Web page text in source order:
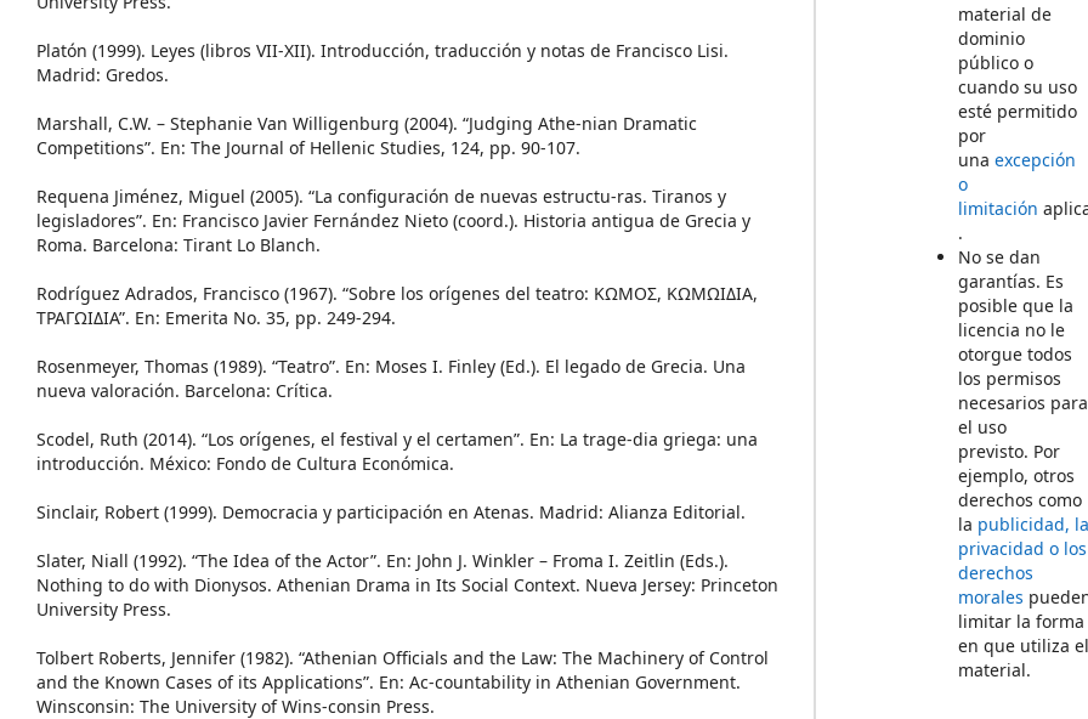
Platón (1999). Leyes (libros VII-XII). Introducción, traducción y notas de Francisco Lisi.
Madrid: Gredos.
Marshall, C.W. – Stephanie Van Willigenburg (2004). “Judging Athe-nian Dramatic
Competitions”. En: The Journal of Hellenic Studies, 124, pp. 90-107.
Requena Jiménez, Miguel (2005). “La configuración de nuevas estructu-ras. Tiranos y
legisladores”. En: Francisco Javier Fernández Nieto (coord.). Historia antigua de Grecia y
Roma. Barcelona: Tirant Lo Blanch.
Rodríguez Adrados, Francisco (1967). “Sobre los orígenes del teatro: ΚΩΜΟΣ, ΚΩΜΩΙΔΙΑ,
ΤΡΑΓΩΙΔΙΑ”. En: Emerita No. 35, pp. 249-294.
Rosenmeyer, Thomas (1989). “Teatro”. En: Moses I. Finley (Ed.). El legado de Grecia. Una
nueva valoración. Barcelona: Crítica.
Scodel, Ruth (2014). “Los orígenes, el festival y el certamen”. En: La trage-dia griega: una
introducción. México: Fondo de Cultura Económica.
Sinclair, Robert (1999). Democracia y participación en Atenas. Madrid: Alianza Editorial.
Slater, Niall (1992). “The Idea of the Actor”. En: John J. Winkler – Froma I. Zeitlin (Eds.).
Nothing to do with Dionysos. Athenian Drama in Its Social Context. Nueva Jersey: Princeton
University Press.
Tolbert Roberts, Jennifer (1982). “Athenian Officials and the Law: The Machinery of Control
and the Known Cases of its Applications”. En: Ac-countability in Athenian Government.
Winsconsin: The University of Wins-consin Press.
material de
dominio
público o
cuando su uso
esté permitido
por
unaexcepción
o
limitación
.
No se dan
garantías. Es
posible que la
licencia no le
otorgue todos
los permisos
necesarios para
el uso
previsto. Por
ejemplo, otros
derechos como
la publicidad,
privacidad o los
derechos
morales
limitar la forma
en que utiliza
material.